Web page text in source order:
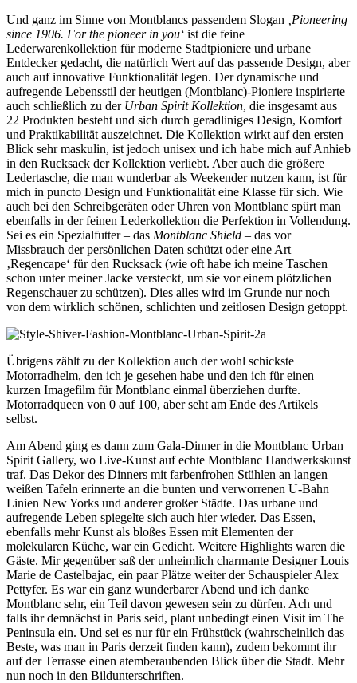
Und ganz im Sinne von Montblancs passendem Slogan
‚Pioneering
since 1906. For the pioneer in you‘ ist die feine
Lederwarenkollektion für moderne Stadtpioniere und urbane
Entdecker gedacht, die natürlich Wert auf das passende Design, aber
auch auf innovative Funktionalität legen. Der dynamische und
aufregende Lebensstil der heutigen (Montblanc)-Pioniere inspirierte
auch schließlich zu der Urban Spirit Kollektion, die insgesamt aus
22 Produkten besteht und sich durch geradliniges Design, Komfort
und Praktikabilität auszeichnet. Die Kollektion wirkt auf den ersten
Blick sehr maskulin, ist jedoch unisex und ich habe mich auf Anhieb
in den Rucksack der Kollektion verliebt. Aber auch die größere
Ledertasche, die man wunderbar als Weekender nutzen kann, ist für
mich in puncto Design und Funktionalität eine Klasse für sich. Wie
auch bei den Schreibgeräten oder Uhren von Montblanc spürt man
ebenfalls in der feinen Lederkollektion die Perfektion in Vollendung.
Sei es ein Spezialfutter – das Montblanc Shield – das vor
Missbrauch der persönlichen Daten schützt oder eine Art
‚Regencape‘ für den Rucksack (wie oft habe ich meine Taschen
schon unter meiner Jacke versteckt, um sie vor einem plötzlichen
Regenschauer zu schützen). Dies alles wird im Grunde nur noch
von dem wirklich schönen, schlichten und zeitlosen Design getoppt.
Übrigens zählt zu der Kollektion auch der wohl schickste
Motorradhelm, den ich je gesehen habe und den ich für einen
kurzen Imagefilm für Montblanc einmal überziehen durfte.
Motorradqueen von 0 auf 100, aber seht am Ende des Artikels
selbst.
Am Abend ging es dann zum Gala-Dinner in die Montblanc Urban
Spirit Gallery, wo Live-Kunst auf echte Montblanc Handwerkskunst
traf. Das Dekor des Dinners mit farbenfrohen Stühlen an langen
weißen Tafeln erinnerte an die bunten und verworrenen U-Bahn
Linien New Yorks und anderer großer Städte. Das urbane und
aufregende Leben spiegelte sich auch hier wieder. Das Essen,
ebenfalls mehr Kunst als bloßes Essen mit Elementen der
molekularen Küche, war ein Gedicht. Weitere Highlights waren die
Gäste. Mir gegenüber saß der unheimlich charmante Designer Louis
Marie de Castelbajac, ein paar Plätze weiter der Schauspieler Alex
Pettyfer. Es war ein ganz wunderbarer Abend und ich danke
Montblanc sehr, ein Teil davon gewesen sein zu dürfen. Ach und
falls ihr demnächst in Paris seid, plant unbedingt einen Visit im The
Peninsula ein. Und sei es nur für ein Frühstück (wahrscheinlich das
Beste, was man in Paris derzeit finden kann), zudem bekommt ihr
auf der Terrasse einen atemberaubenden Blick über die Stadt. Mehr
nun noch in den Bildunterschriften.